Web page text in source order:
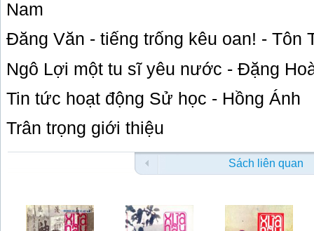
Nam
Đăng Văn - tiếng trống kêu oan! - Tôn
Ngô Lợi một tu sĩ yêu nước - Đặng
Tin tức hoạt động Sử học - Hồng Ánh
Trân trọng giới thiệu
Sách liên quan